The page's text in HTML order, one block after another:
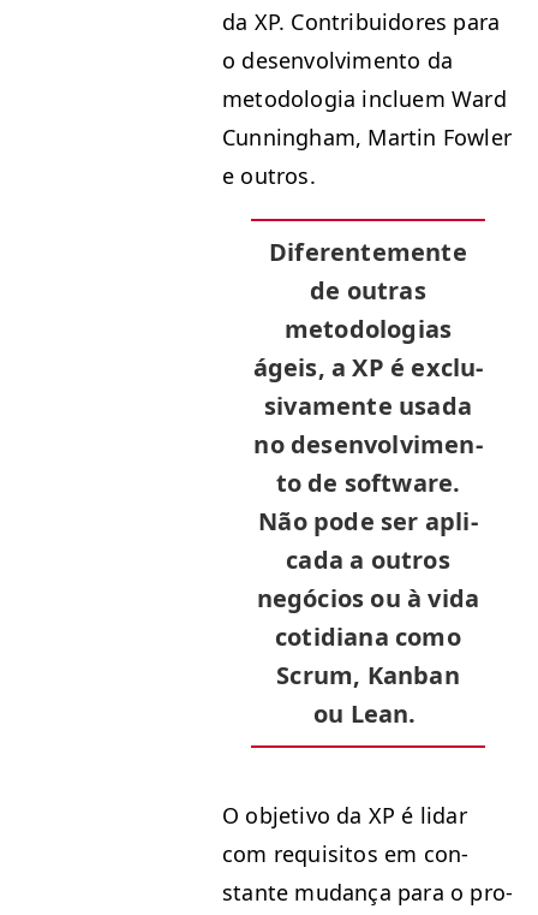
da XP. Con­tribuidores para
o desen­volvi­men­to da
metodolo­gia incluem Ward
Cun­ning­ham, Mar­tin Fowler
e outros.
Difer­ente­mente
de out­ras
metodolo­gias
ágeis, aXP é exclu­
si­va­mente usa­da
no desen­volvi­men­
to de soft­ware.
Não pode ser apli­
ca­da a out­ros
negó­cios ou à vida
cotid­i­ana como
Scrum, Kan­ban
ou Lean.
O obje­ti­vo da XP é lidar
com req­ui­si­tos em con­
stante mudança para o pro­